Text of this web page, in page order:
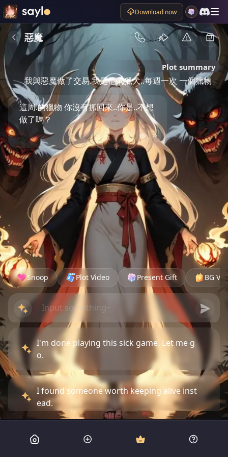
Download now
惡魔
Plot summary
我與惡魔做了交易.我是他的獵犬..每週一次 一個獵物
這周.的獵物 你沒有抓回來..你是..不想
做了嗎？
Snoop Plot Video Present Gift BG
I'm done playing this sick game. Let me g
o.
I found someone worth keeping alive inst
ead.